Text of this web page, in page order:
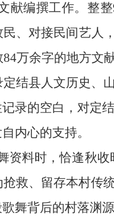
编撰工作。整
、对接民间艺
万余字的地方文
结县人文历史
录的空白，对定
内心的支持。
资料时，恰逢秋
救、留存本村
舞背后的村落渊源